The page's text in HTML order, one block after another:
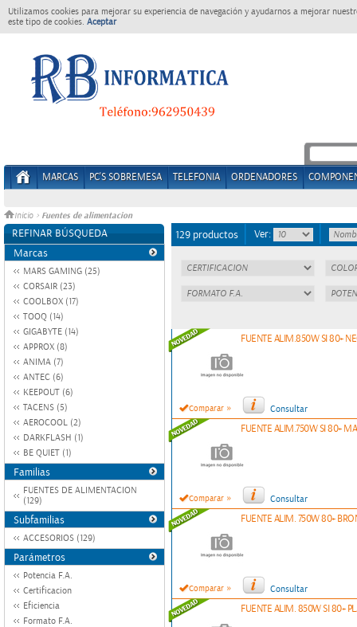
Utilizamos cookies para mejorar su experiencia de navegación y ayudarnos a mejorar
este tipo de cookies. Aceptar
MARCAS PC'S SOBREMESA TELEFONIA ORDENADORES
Inicio > Fuentes de alimentacion
REFINAR BÚSQUEDA
Marcas
MARS GAMING (25)
CORSAIR (23)
COOLBOX (17)
TOOQ (14)
GIGABYTE (14)
APPROX (8)
ANIMA (7)
ANTEC (6)
KEEPOUT (6)
TACENS (5)
AEROCOOL (2)
DARKFLASH (1)
BE QUIET (1)
Familias
FUENTES DE ALIMENTACION
(129)
Subfamilias
ACCESORIOS (129)
Parámetros
Potencia F.A.
Certificacion
Eficiencia
Formato F.A.
129 productos Ver:
Comparar »
FUENTE ALIM.850W SI 80+
Consultar
Comparar »
FUENTE ALIM.750W SI 80+
Consultar
Comparar »
FUENTE ALIM. 750W 80+
Consultar
FUENTE ALIM. 850W SI 80+